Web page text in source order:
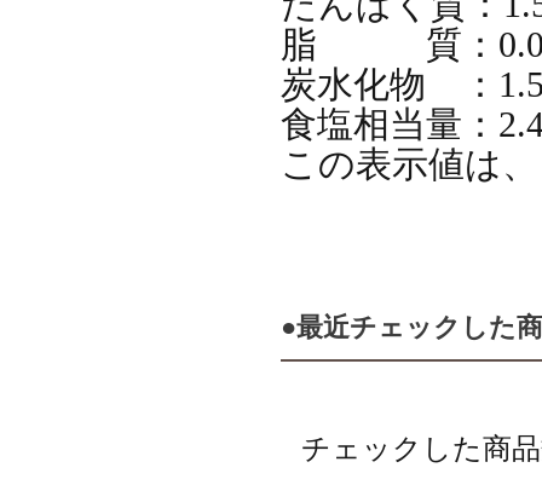
脂 質：
炭水化物 ：
食塩相当量：
この表示値は
●最近チェックした
チェックした商